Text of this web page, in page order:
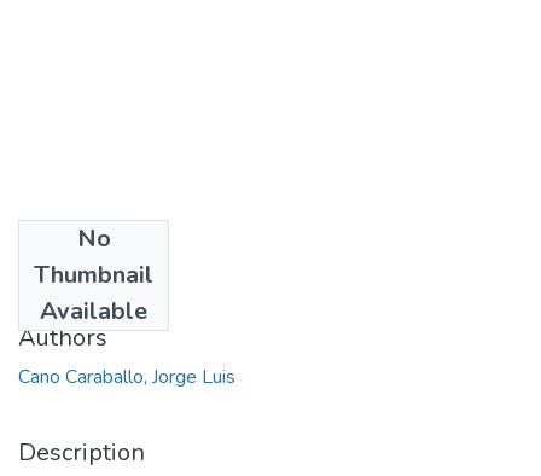
No
Thumbnail
Available
2015
Authors
Cano Caraballo, Jorge Luis
Description